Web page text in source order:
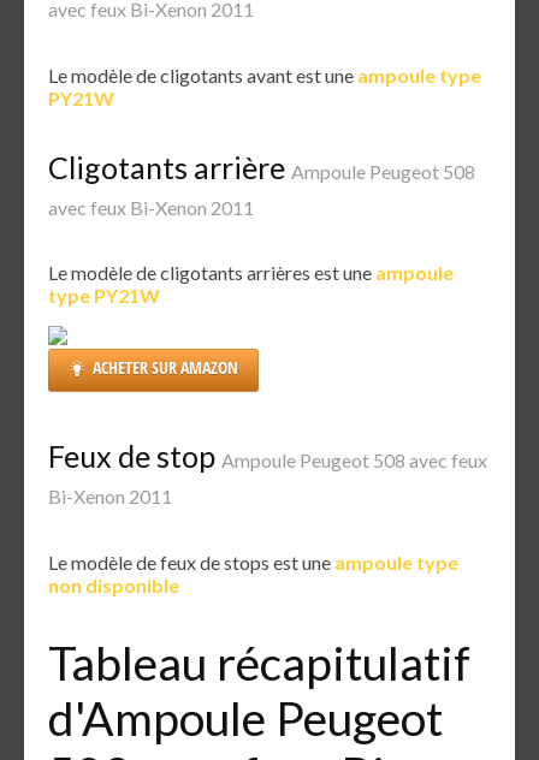
avec feux Bi-Xenon 2011
Le modèle de cligotants avant est une ampoule type
PY21W
Cligotants arrière Ampoule Peugeot 508
avec feux Bi-Xenon 2011
Le modèle de cligotants arrières est une ampoule
type PY21W
ACHETER SUR AMAZON
Feux de stop Ampoule Peugeot 508 avec feux
Bi-Xenon 2011
Le modèle de feux de stops est une ampoule type
non disponible
Tableau récapitulatif
d'Ampoule Peugeot